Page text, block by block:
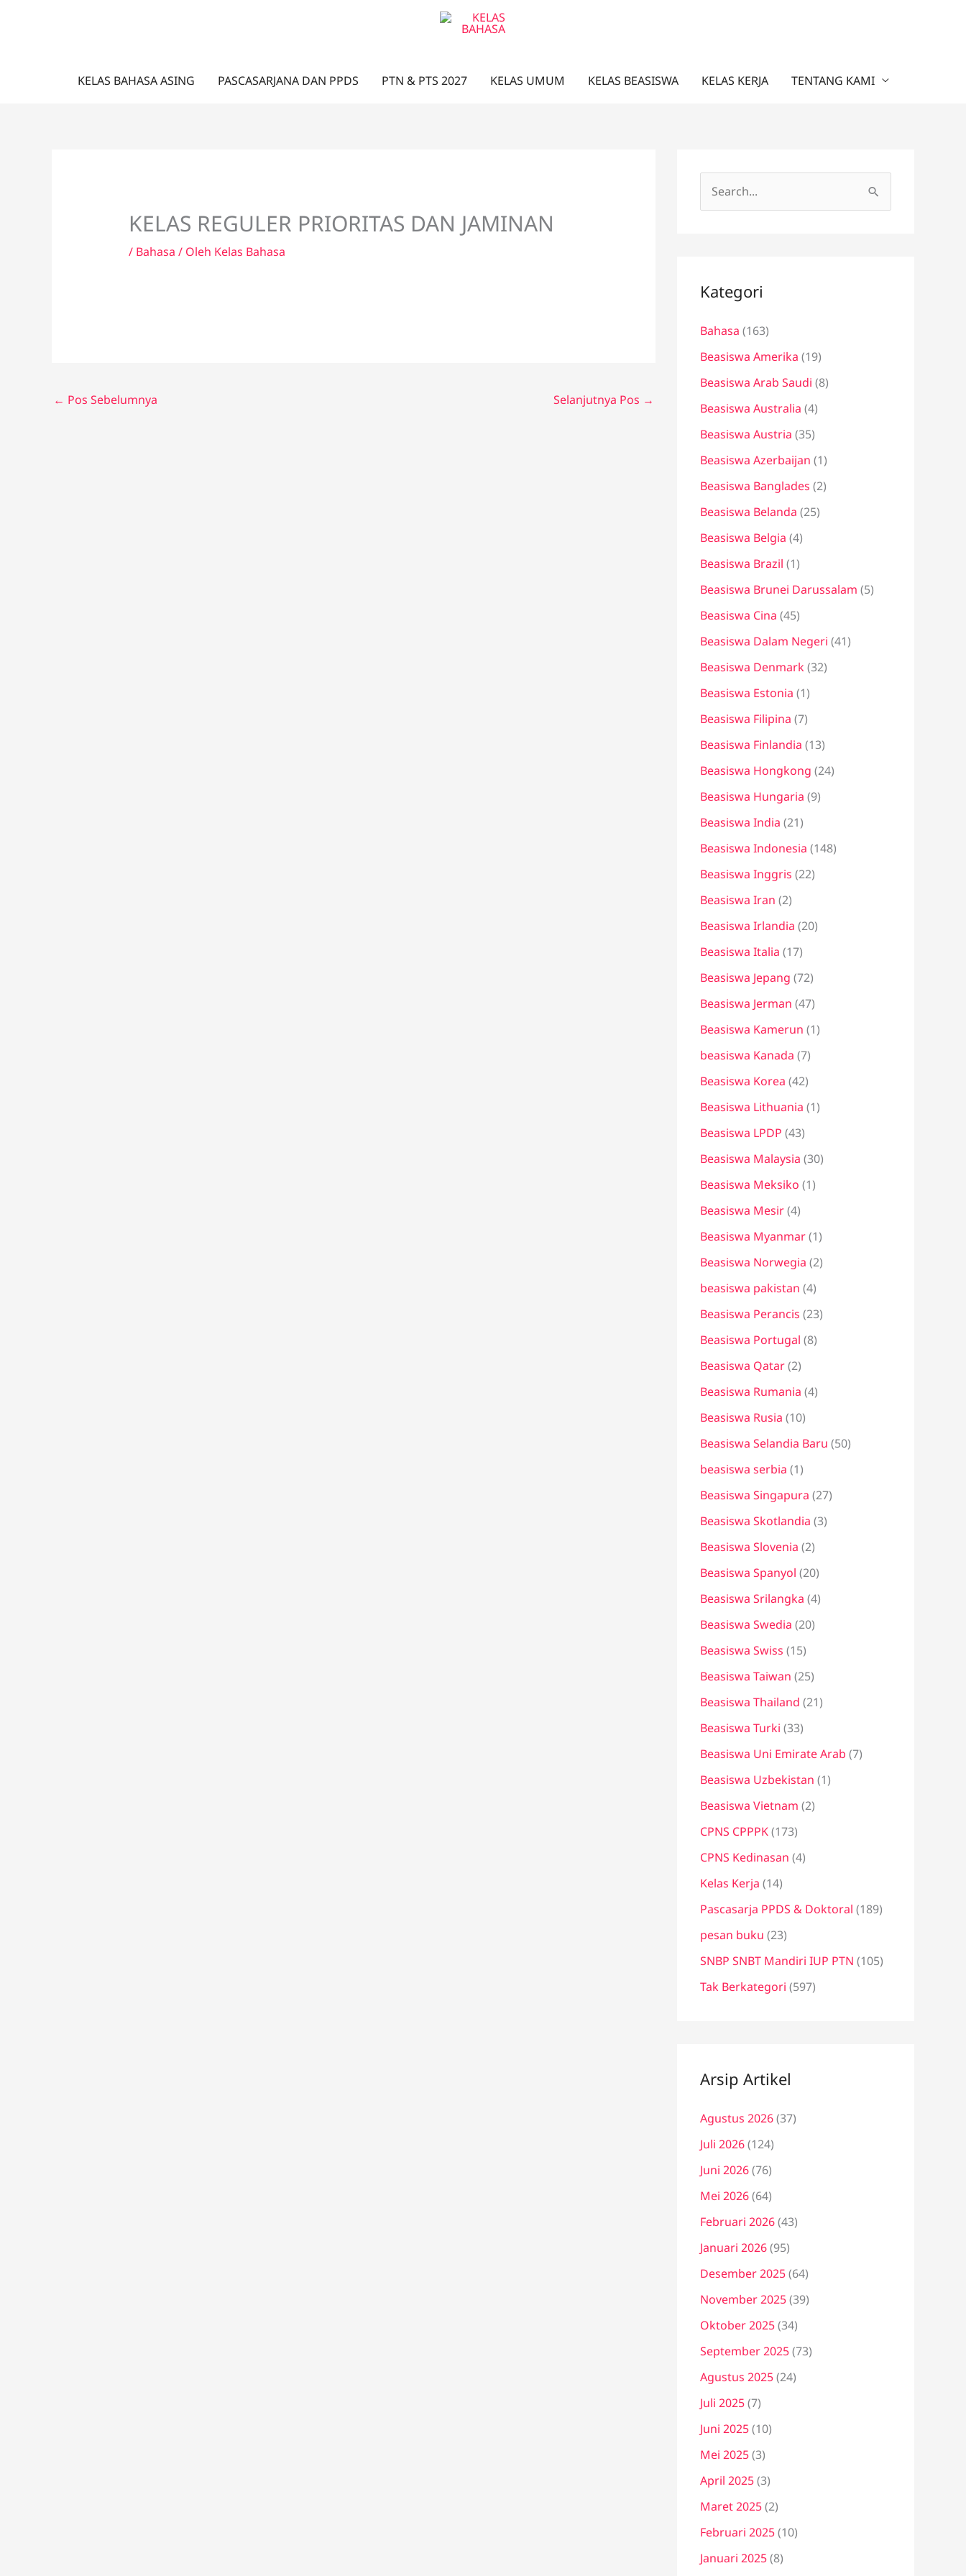
KELAS BAHASA ASING PASCASARJANA DAN PPDS PTN & PTS 2027 KELAS UMUM KELAS BEASISWA KELAS KERJA TENTANG KAMI
KELAS REGULER PRIORITAS DAN JAMINAN
/ Bahasa / Oleh Kelas Bahasa
← Pos Sebelumnya Selanjutnya Pos →
u
t
u
k
:
Kategori
Bahasa (163)
Beasiswa Amerika (19)
Beasiswa Arab Saudi (8)
Beasiswa Australia (4)
Beasiswa Austria (35)
Beasiswa Azerbaijan (1)
Beasiswa Banglades (2)
Beasiswa Belanda (25)
Beasiswa Belgia (4)
Beasiswa Brazil (1)
Beasiswa Brunei Darussalam (5)
Beasiswa Cina (45)
Beasiswa Dalam Negeri (41)
Beasiswa Denmark(32)
Beasiswa Estonia (1)
Beasiswa Filipina (7)
Beasiswa Finlandia (13)
Beasiswa Hongkong (24)
Beasiswa Hungaria (9)
Beasiswa India (21)
Beasiswa Indonesia (148)
Beasiswa Inggris (22)
Beasiswa Iran (2)
Beasiswa Irlandia (20)
Beasiswa Italia (17)
Beasiswa Jepang (72)
Beasiswa Jerman (47)
Beasiswa Kamerun (1)
beasiswa Kanada (7)
Beasiswa Korea (42)
Beasiswa Lithuania (1)
Beasiswa LPDP (43)
Beasiswa Malaysia (30)
Beasiswa Meksiko (1)
Beasiswa Mesir(4)
Beasiswa Myanmar(1)
Beasiswa Norwegia (2)
beasiswa pakistan (4)
Beasiswa Perancis (23)
Beasiswa Portugal (8)
Beasiswa Qatar(2)
Beasiswa Rumania (4)
Beasiswa Rusia (10)
Beasiswa Selandia Baru (50)
beasiswa serbia (1)
Beasiswa Singapura (27)
Beasiswa Skotlandia (3)
Beasiswa Slovenia (2)
Beasiswa Spanyol (20)
Beasiswa Srilangka (4)
Beasiswa Swedia (20)
Beasiswa Swiss (15)
Beasiswa Taiwan (25)
Beasiswa Thailand (21)
Beasiswa Turki (33)
Beasiswa Uni Emirate Arab (7)
Beasiswa Uzbekistan (1)
Beasiswa Vietnam (2)
CPNS CPPPK(173)
CPNS Kedinasan (4)
Kelas Kerja (14)
Pascasarja PPDS & Doktoral (189)
pesan buku (23)
SNBP SNBT Mandiri IUP PTN (105)
Tak Berkategori (597)
Arsip Artikel
Agustus 2026(37)
Juli 2026(124)
Juni 2026(76)
Mei 2026(64)
Februari 2026(43)
Januari 2026(95)
Desember 2025(64)
November 2025(39)
Oktober 2025(34)
September 2025(73)
Agustus 2025(24)
Juli 2025(7)
Juni 2025(10)
Mei 2025(3)
April 2025(3)
Maret 2025(2)
Februari 2025(10)
Januari 2025(8)